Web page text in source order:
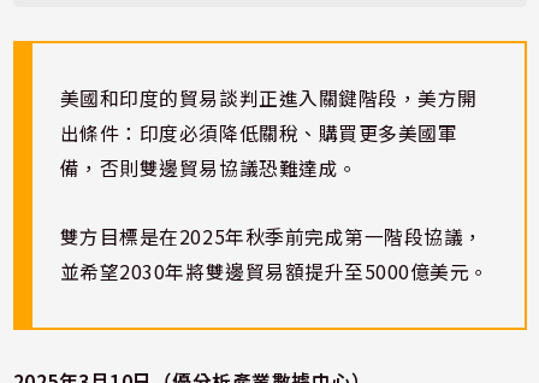
美國和印度的貿易談判正進入關鍵階段，美方開
出條件：印度必須降低關稅、購買更多美國軍
備，否則雙邊貿易協議恐難達成。
雙方目標是在2025年秋季前完成第一階段協議，
並希望2030年將雙邊貿易額提升至5000億美元。